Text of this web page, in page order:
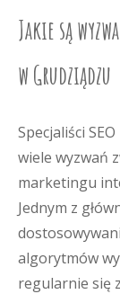
Jakie są
w Grudziądzu
Specjaliści
wiele wyzwań
marketingu
Jednym z
algorytmów
regularnie się